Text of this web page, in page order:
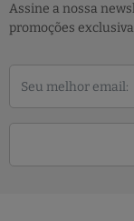
Assine a nossa
promoções